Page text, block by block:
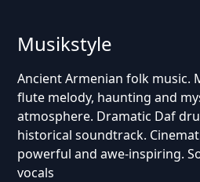
Musikstyle
Ancient Armenian folk music.
flute melody, haunting and
atmosphere. Dramatic Daf
historical soundtrack.
powerful and awe-inspiring.
vocals